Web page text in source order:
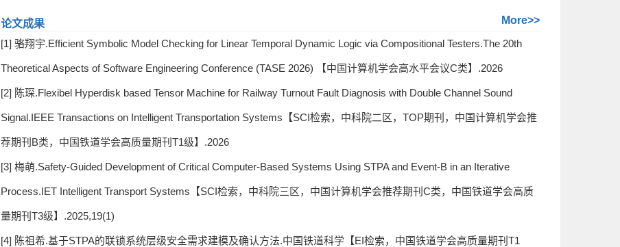
论文成果
More>>
[1] 骆翔宇.Efficient Symbolic Model Checking for Linear Temporal Dynamic Logic via Compositional Testers.The 20th
Theoretical Aspects of Software Engineering Conference (TASE 2026) 【中国计算机学会高水平会议C类】.2026
[2] 陈琛.Flexibel Hyperdisk based Tensor Machine for Railway Turnout Fault Diagnosis with Double Channel Sound
Signal.IEEE Transactions on Intelligent Transportation Systems【SCI检索，中科院二区，TOP期刊，中国计算机学会推
荐期刊B类，中国铁道学会高质量期刊T1级】.2026
[3] 梅萌.Safety-Guided Development of Critical Computer-Based Systems Using STPA and Event-B in an Iterative
Process.IET Intelligent Transport Systems【SCI检索，中科院三区，中国计算机学会推荐期刊C类，中国铁道学会高质
量期刊T3级】.2025,19(1)
[4] 陈祖希.基于STPA的联锁系统层级安全需求建模及确认方法.中国铁道科学【EI检索，中国铁道学会高质量期刊T1